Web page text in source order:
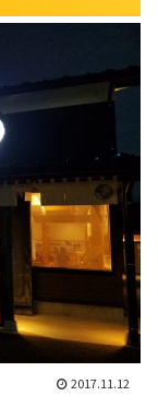
2017.11.12